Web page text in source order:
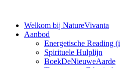
inhoud
Welkom bij NatureVivanta
Aanbod
Energetische Reading
Spirituele Hulplijn
BoekDeNieuweAarde